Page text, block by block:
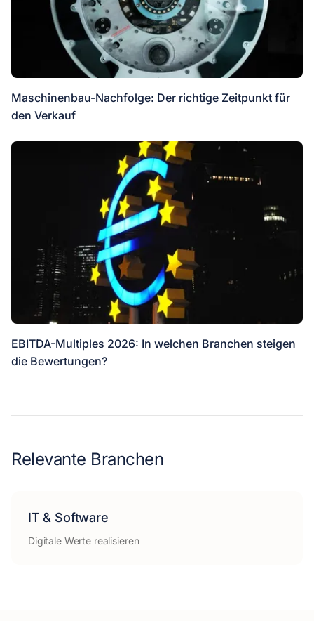
Maschinenbau-Nachfolge: Der richtige Zeitpunkt für
den Verkauf
EBITDA-Multiples 2026: In welchen Branchen steigen
die Bewertungen?
Relevante Branchen
IT & Software
Digitale Werte realisieren